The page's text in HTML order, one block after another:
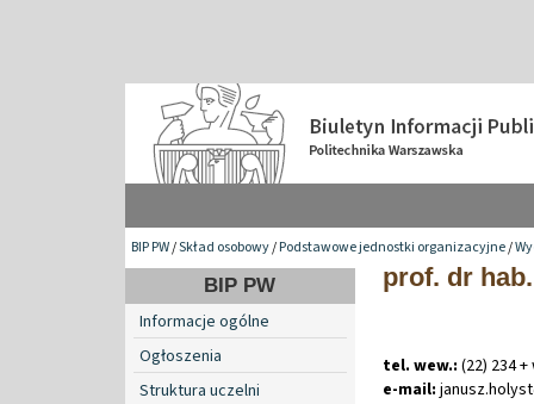
BIP PW/Skład osobowy/Podstawowe jednostki organizacyjne/
BIP PW
Informacje ogólne
Ogłoszenia
Struktura uczelni
prof. dr
tel. wew.: (22) 234
e-mail: janusz.